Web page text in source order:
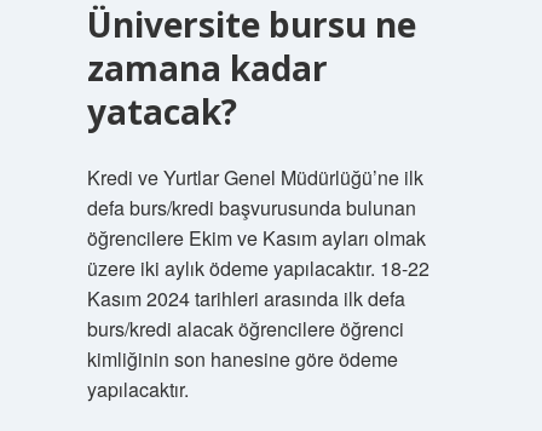
Üniversite bursu ne
zamana kadar
yatacak?
Kredi ve Yurtlar Genel Müdürlüğü’ne ilk
defa burs/kredi başvurusunda bulunan
öğrencilere Ekim ve Kasım ayları olmak
üzere iki aylık ödeme yapılacaktır. 18-22
Kasım 2024 tarihleri ​​arasında ilk defa
burs/kredi alacak öğrencilere öğrenci
kimliğinin son hanesine göre ödeme
yapılacaktır.